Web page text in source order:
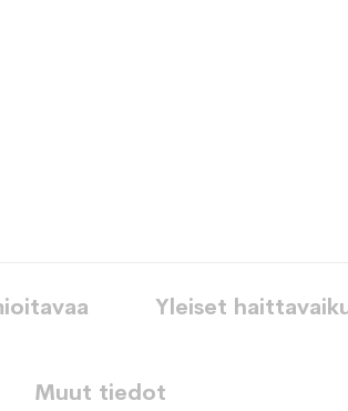
Yleiset
Muut tiedot